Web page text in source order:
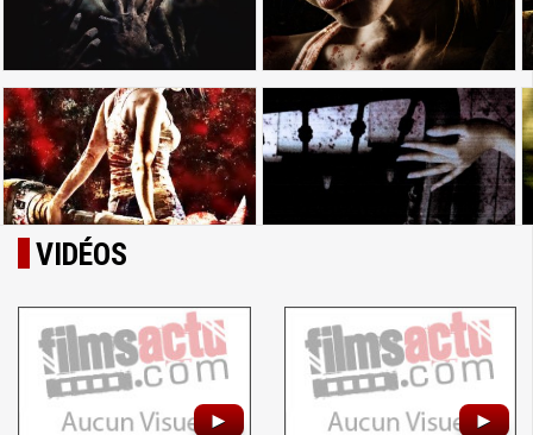
VIDÉOS
► ►